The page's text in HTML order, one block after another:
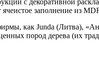
заполнение из
как Junda (Литва),
пород дерева (их